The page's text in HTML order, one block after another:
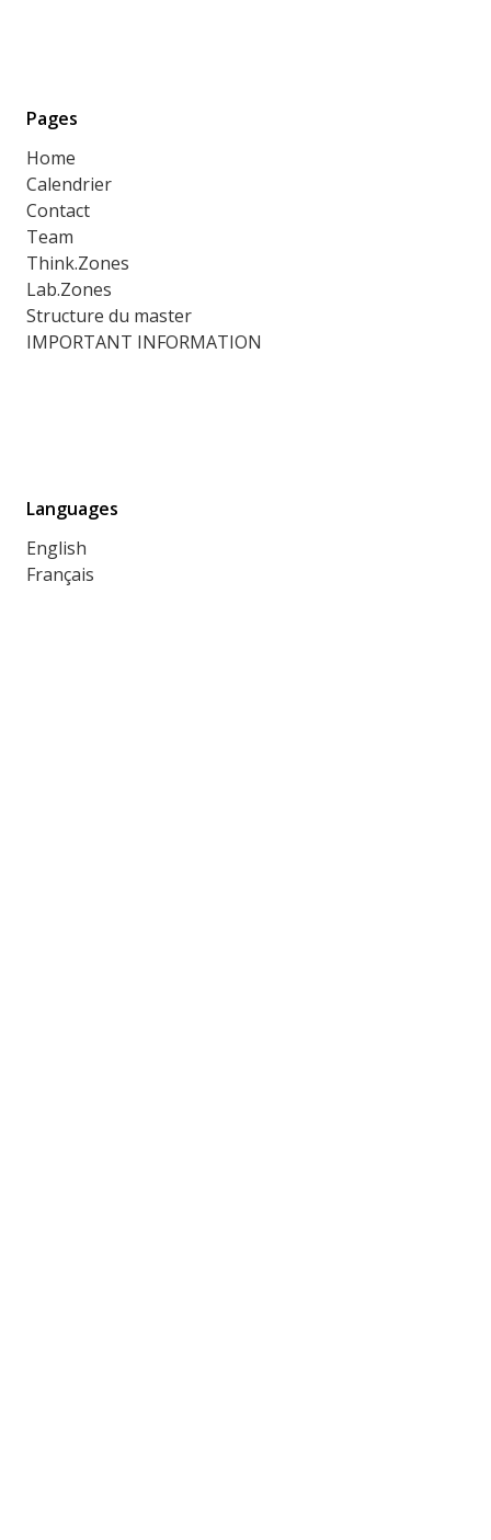
Pages
Home
Calendrier
Contact
Team
Think.Zones
Lab.Zones
Structure du master
IMPORTANT INFORMATION
Languages
English
Français